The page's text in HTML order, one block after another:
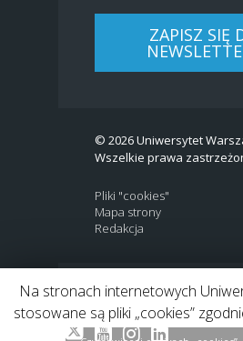
ZAPISZ SIĘ
© 2026 Uniwersytet
Wszelkie prawa
Pliki "cookies"
Mapa strony
Redakcja
BIP | EN
Link do profilu
Link to Twitter profile
Link do kanału
Link doLink do
Na stronach internetowych
stosowane są pliki „cookies”